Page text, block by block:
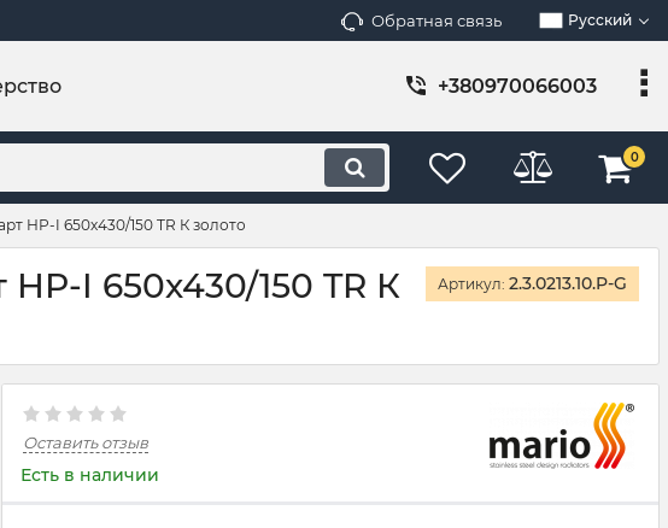
Обратная связь Русский
+380970066003
0
НР-I 650х430/150 TR К золото
I 650х430/150 TR К
Артикул: 2.3.0213.10.P-G
Оставить отзыв
Есть в наличии